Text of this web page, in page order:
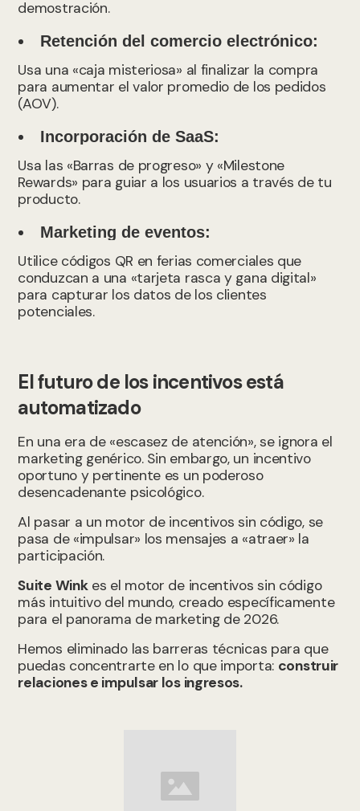
demostración.
Retención del comercio electrónico:
Usa una «caja misteriosa» al finalizar la compra
para aumentar el valor promedio de los pedidos
(AOV).
Incorporación de SaaS:
Usa las «Barras de progreso» y «Milestone
Rewards» para guiar a los usuarios a través de tu
producto.
Marketing de eventos:
Utilice códigos QR en ferias comerciales que
conduzcan a una «tarjeta rasca y gana digital»
para capturar los datos de los clientes
potenciales.
El futuro de los incentivos está
automatizado
En una era de «escasez de atención», se ignora el
marketing genérico. Sin embargo, un incentivo
oportuno y pertinente es un poderoso
desencadenante psicológico.
Al pasar a un motor de incentivos sin código, se
pasa de «impulsar» los mensajes a «atraer» la
participación.
Suite Winkes el motor de incentivos sin código
más intuitivo del mundo, creado específicamente
para el panorama de marketing de 2026.
Hemos eliminado las barreras técnicas para que
puedas concentrarte en lo que importa: construir
relaciones e impulsar los ingresos.